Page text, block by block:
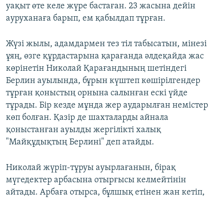
уақыт өте келе жүре бастаған. 23 жасына дейін
ауруханаға барып, ем қабылдап тұрған.
Жүзі жылы, адамдармен тез тіл табысатын, мінезі
ұяң, өзге құрдастарына қарағанда әлдеқайда жас
көрінетін Николай Қарағандының шетіндегі
Берлин ауылында, бұрын күштеп көшірілгендер
тұрған қоныстың орнына салынған ескі үйде
тұрады. Бір кезде мұнда жер аударылған немістер
көп болған. Қазір де шахталарды айнала
қоныстанған ауылды жергілікті халық
"Майқұдықтың Берлині" деп атайды.
Николай жүріп-тұруы ауырлағанын, бірақ
мүгедектер арбасына отырғысы келмейтінін
айтады. Арбаға отырса, бұлшық етінен жан кетіп,